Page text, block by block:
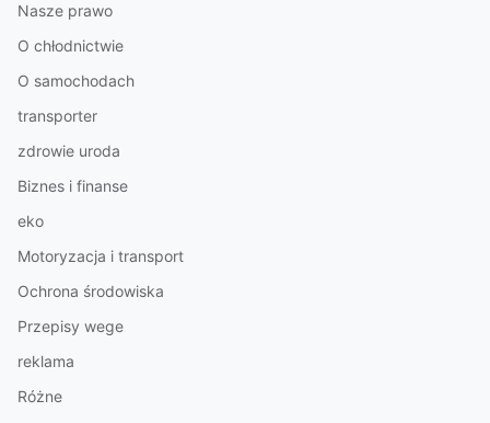
Nasze prawo
O chłodnictwie
O samochodach
transporter
zdrowie uroda
Biznes i finanse
eko
Motoryzacja i transport
Ochrona środowiska
Przepisy wege
reklama
Różne